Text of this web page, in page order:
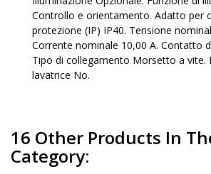
Controllo e orientamento. Adatto per
protezione (IP) IP40. Tensione
Corrente nominale 10,00 A. Contatto
Tipo di collegamento Morsetto a vite.
lavatrice No.
16 Other Products In
Category: